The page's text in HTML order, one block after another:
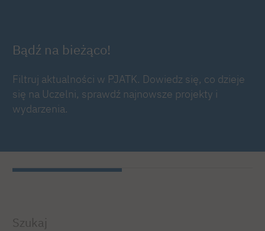
Bądź na bieżąco!
Filtruj aktualności w PJATK. Dowiedz się, co dzieje
się na Uczelni, sprawdź najnowsze projekty i
wydarzenia.
Szukaj